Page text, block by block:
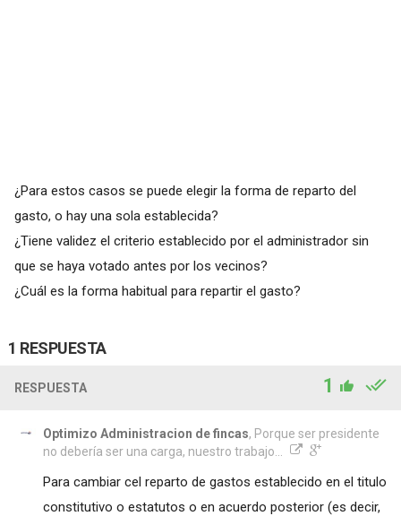
¿Para estos casos se puede elegir la forma de reparto del
gasto, o hay una sola establecida?
¿Tiene validez el criterio establecido por el administrador sin
que se haya votado antes por los vecinos?
¿Cuál es la forma habitual para repartir el gasto?
1 RESPUESTA
RESPUESTA 1
Optimizo Administracion de fincas, Porque ser presidente
no debería ser una carga, nuestro trabajo...
Para cambiar cel reparto de gastos establecido en el titulo
constitutivo o estatutos o en acuerdo posterior (es decir,